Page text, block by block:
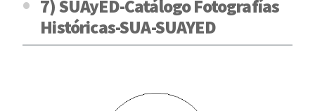
7) SUAyED-Catálogo Fotografías
Históricas-SUA-SUAYED